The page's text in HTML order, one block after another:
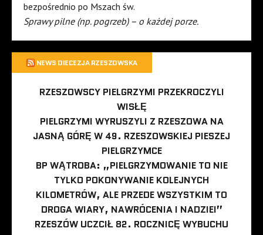
bezpośrednio po Mszach św.
Sprawy pilne (np. pogrzeb) – o każdej porze.
NEWS DIECEZJA RZESZOWSKA
RZESZOWSCY PIELGRZYMI PRZEKROCZYLI
WISŁĘ
PIELGRZYMI WYRUSZYLI Z RZESZOWA NA
JASNĄ GÓRĘ W 49. RZESZOWSKIEJ PIESZEJ
PIELGRZYMCE
BP WĄTROBA: „PIELGRZYMOWANIE TO NIE
TYLKO POKONYWANIE KOLEJNYCH
KILOMETRÓW, ALE PRZEDE WSZYSTKIM TO
DROGA WIARY, NAWRÓCENIA I NADZIEI”
RZESZÓW UCZCIŁ 82. ROCZNICĘ WYBUCHU